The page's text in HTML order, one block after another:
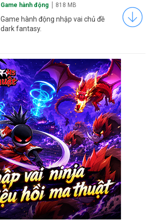
Game hành động 818 MB
Game hành động nhập vai chủ đề
dark fantasy.